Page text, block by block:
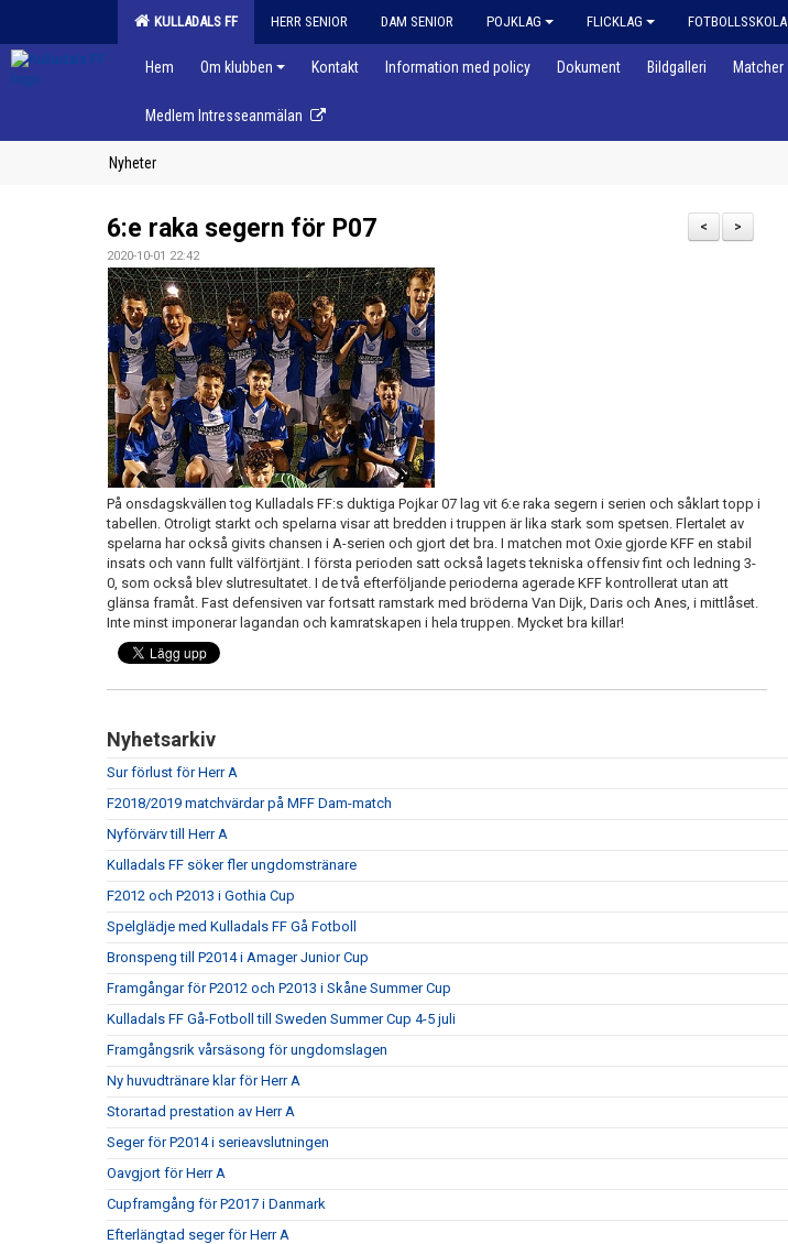
KULLADALS FF HERR SENIOR DAM SENIOR POJKLAG FLICKLAG FOTBOLLSSKOLA
Hem Om klubben Kontakt Information med policy Dokument Bildgalleri Matcher
Medlem Intresseanmälan
Nyheter
>
<
6:e raka segern för P07
2020-10-01 22:42
På onsdagskvällen tog Kulladals FF:s duktiga Pojkar 07 lag vit 6:e raka segern i serien och såklart topp i
tabellen. Otroligt starkt och spelarna visar att bredden i truppen är lika stark som spetsen. Flertalet av
spelarna har också givits chansen i A-serien och gjort det bra. I matchen mot Oxie gjorde KFF en stabil
insats och vann fullt välförtjänt. I första perioden satt också lagets tekniska offensiv fint och ledning 3-
0, som också blev slutresultatet. I de två efterföljande perioderna agerade KFF kontrollerat utan att
glänsa framåt. Fast defensiven var fortsatt ramstark med bröderna Van Dijk, Daris och Anes, i mittlåset.
Inte minst imponerar lagandan och kamratskapen i hela truppen. Mycket bra killar!
Nyhetsarkiv
Sur förlust för Herr A
F2018/2019 matchvärdar på MFF Dam-match
Nyförvärv till Herr A
Kulladals FF söker fler ungdomstränare
F2012 och P2013 i Gothia Cup
Spelglädje med Kulladals FF Gå Fotboll
Bronspeng till P2014 i Amager Junior Cup
Framgångar för P2012 och P2013 i Skåne Summer Cup
Kulladals FF Gå-Fotboll till Sweden Summer Cup 4-5 juli
Framgångsrik vårsäsong för ungdomslagen
Ny huvudtränare klar för Herr A
Storartad prestation av Herr A
Seger för P2014 i serieavslutningen
Oavgjort för Herr A
Cupframgång för P2017 i Danmark
Efterlängtad seger för Herr A